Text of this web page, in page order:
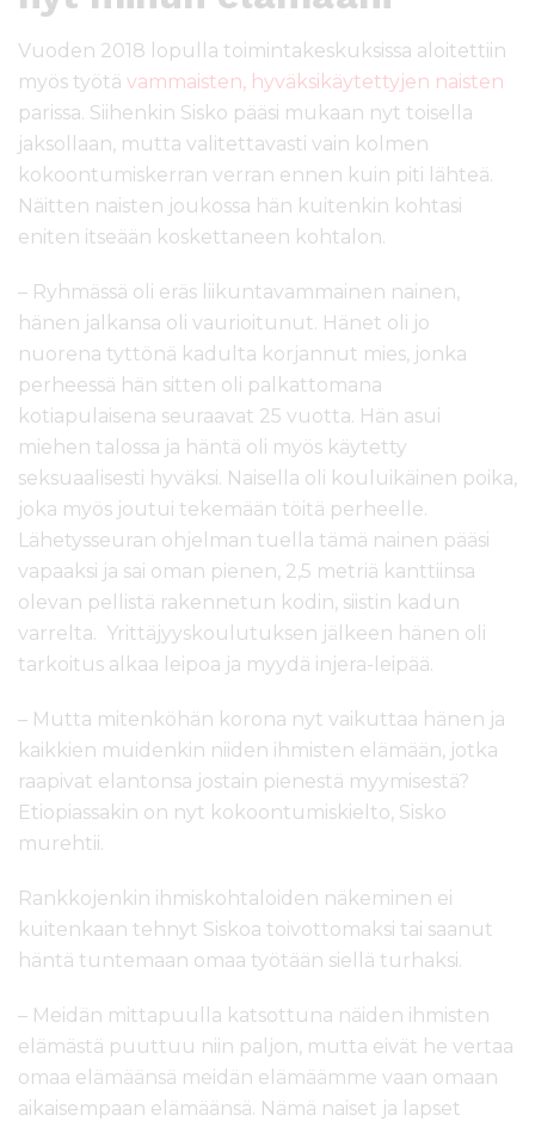
Vuoden 2018 lopulla toimintakeskuksissa aloitettiin
myös työtä vammaisten, hyväksikäytettyjen naisten
parissa. Siihenkin Sisko pääsi mukaan nyt toisella
jaksollaan, mutta valitettavasti vain kolmen
kokoontumiskerran verran ennen kuin piti lähteä.
Näitten naisten joukossa hän kuitenkin kohtasi
eniten itseään koskettaneen kohtalon.
– Ryhmässä oli eräs liikuntavammainen nainen,
hänen jalkansa oli vaurioitunut. Hänet oli jo
nuorena tyttönä kadulta korjannut mies, jonka
perheessä hän sitten oli palkattomana
kotiapulaisena seuraavat 25 vuotta. Hän asui
miehen talossa ja häntä oli myös käytetty
seksuaalisesti hyväksi. Naisella oli kouluikäinen poika,
joka myös joutui tekemään töitä perheelle.
Lähetysseuran ohjelman tuella tämä nainen pääsi
vapaaksi ja sai oman pienen, 2,5 metriä kanttiinsa
olevan pellistä rakennetun kodin, siistin kadun
varrelta. Yrittäjyyskoulutuksen jälkeen hänen oli
tarkoitus alkaa leipoa ja myydä injera-leipää.
– Mutta mitenköhän korona nyt vaikuttaa hänen ja
kaikkien muidenkin niiden ihmisten elämään, jotka
raapivat elantonsa jostain pienestä myymisestä?
Etiopiassakin on nyt kokoontumiskielto, Sisko
murehtii.
Rankkojenkin ihmiskohtaloiden näkeminen ei
kuitenkaan tehnyt Siskoa toivottomaksi tai saanut
häntä tuntemaan omaa työtään siellä turhaksi.
– Meidän mittapuulla katsottuna näiden ihmisten
elämästä puuttuu niin paljon, mutta eivät he vertaa
omaa elämäänsä meidän elämäämme vaan omaan
aikaisempaan elämäänsä. Nämä naiset ja lapset